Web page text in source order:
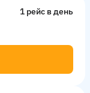
1 рейс в день